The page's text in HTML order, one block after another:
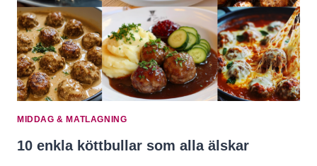
MIDDAG & MATLAGNING
10 enkla köttbullar som alla älskar